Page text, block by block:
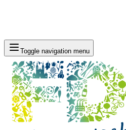
Toggle navigation menu